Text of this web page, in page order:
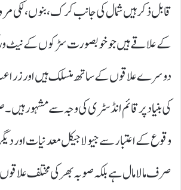
قابل ذکر ہیں شمال کی جانب کرک، بنوں، لکی
کے علاقے ہیں جو خوبصورت سڑکوں کے
دوسرے علاقوں کے ساتھ منسلک ہیں اور
کی بنیاد پر قائم انڈسٹری کی وجہ سے مشہور
وقوع کے اعتبار سے جیولاجیکل معدنیات اور
صرف مالا مال ہے بلکہ صوبہ بھر کی مختلف